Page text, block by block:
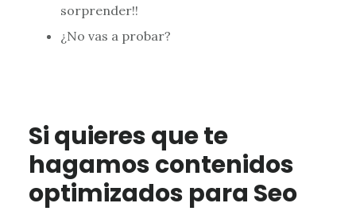
sorprender!!
¿No vas a probar?
Si quieres que te
hagamos contenidos
optimizados para Seo